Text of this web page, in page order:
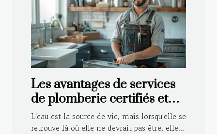
Les avantages de services
de plomberie certifiés et
agréés par les assurances
L'eau est la source de vie, mais lorsqu'elle se
retrouve là où elle ne devrait pas être, elle...